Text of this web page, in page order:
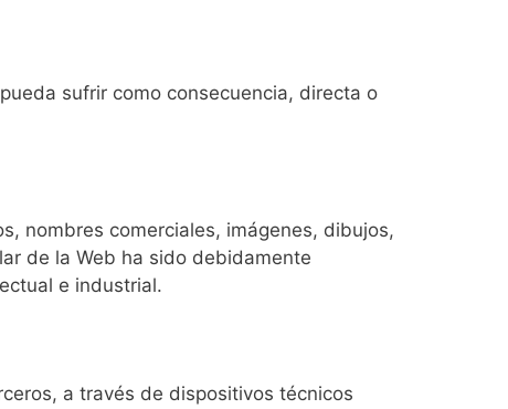
sufrir como consecuencia, directa o
nombres comerciales, imágenes, dibujos,
de la Web ha sido debidamente
e industrial.
a través de dispositivos técnicos